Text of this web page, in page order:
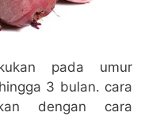
pada umur
3 bulan. cara
dengan cara